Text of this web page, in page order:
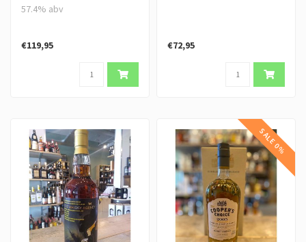
57.4% abv
€119,95 €72,95
SALE 0%